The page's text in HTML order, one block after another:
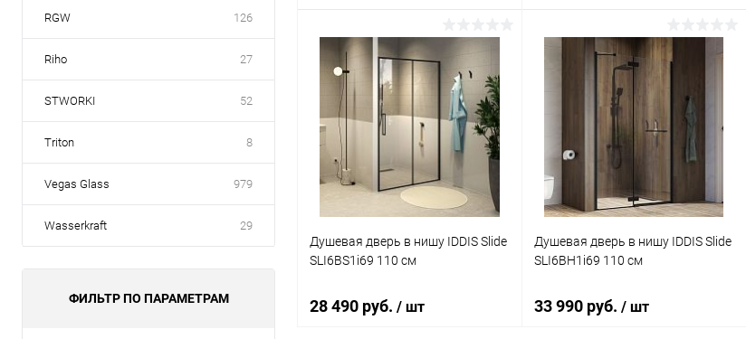
RGW 126
Riho 27
STWORKI 52
Triton 8
Vegas Glass 979
Wasserkraft 29
ФИЛЬТР ПО ПАРАМЕТРАМ
В корзину
Купить в 1 клик Сравнение
В избранное Под заказ
В корзину
Купить в 1 клик Сравнение
В избранное Под заказ
Душевая дверь в нишу IDDIS Slide
SLI6BS1i69 110 см
28 490 руб. / шт
Душевая дверь в нишу IDDIS Slide
SLI6BH1i69 110 см
33 990 руб. / шт